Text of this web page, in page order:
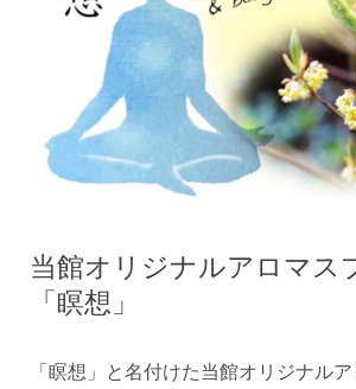
当館オリジナルアロマス
「瞑想」
「瞑想」と名付けた当館オリジナル